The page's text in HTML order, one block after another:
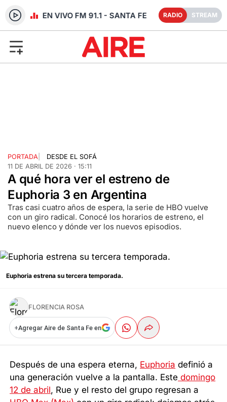
RADIO EN VIVO FM 91.1 - SANTA FE RADIO STREAM
PORTADA
DESDE EL SOFÁ
11 DE ABRIL DE 2026 · 15:11
A qué hora ver el estreno de
Euphoria 3 en Argentina
Tras casi cuatro años de espera, la serie de HBO vuelve
con un giro radical. Conocé los horarios de estreno, el
nuevo elenco y dónde ver los nuevos episodios.
Euphoria estrena su tercera temporada.
FLORENCIA ROSA
+Agregar Aire de Santa Fe en
Después de una espera eterna, Euphoria definió a
una generación vuelve a la pantalla. Este domingo
12 de abril, Rue y el resto del grupo regresan a